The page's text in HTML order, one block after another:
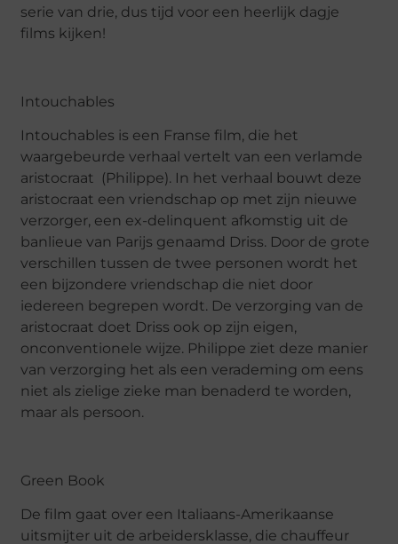
serie van drie, dus tijd voor een heerlijk dagje
films kijken!
Intouchables
Intouchables is een Franse film, die het
waargebeurde verhaal vertelt van een verlamde
aristocraat (Philippe). In het verhaal bouwt deze
aristocraat een vriendschap op met zijn nieuwe
verzorger, een ex-delinquent afkomstig uit de
banlieue van Parijs genaamd Driss. Door de grote
verschillen tussen de twee personen wordt het
een bijzondere vriendschap die niet door
iedereen begrepen wordt. De verzorging van de
aristocraat doet Driss ook op zijn eigen,
onconventionele wijze. Philippe ziet deze manier
van verzorging het als een verademing om eens
niet als zielige zieke man benaderd te worden,
maar als persoon.
Green Book
De film gaat over een Italiaans-Amerikaanse
uitsmijter uit de arbeidersklasse, die chauffeur